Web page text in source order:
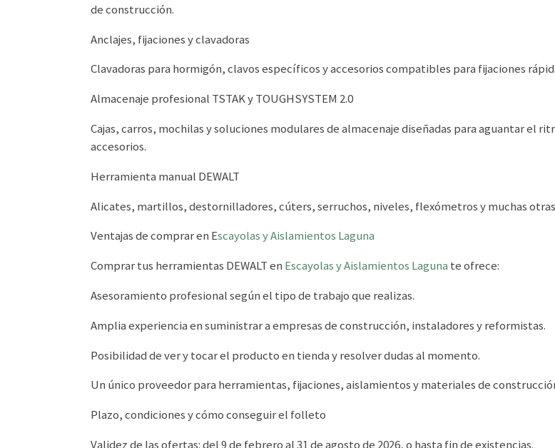
de construcción.
Anclajes, fijaciones y clavadoras
Clavadoras para hormigón, clavos específicos y accesorios compatibles para fijaciones
Almacenaje profesional TSTAK y TOUGHSYSTEM 2.0
Cajas, carros, mochilas y soluciones modulares de almacenaje diseñadas para aguantar el
accesorios.
Herramienta manual DEWALT
Alicates, martillos, destornilladores, cúters, serruchos, niveles, flexómetros y muchas
Ventajas de comprar en Escayolas y Aislamientos Laguna
Comprar tus herramientas DEWALT en Escayolas y Aislamientos Laguna te ofrece:
Asesoramiento profesional según el tipo de trabajo que realizas.
Amplia experiencia en suministrar a empresas de construcción, instaladores y reformistas.
Posibilidad de ver y tocar el producto en tienda y resolver dudas al momento.
Un único proveedor para herramientas, fijaciones, aislamientos y materiales de
Plazo, condiciones y cómo conseguir el folleto
Validez de las ofertas: del 9 de febrero al 31 de agosto de 2026, o hasta fin de existencias.